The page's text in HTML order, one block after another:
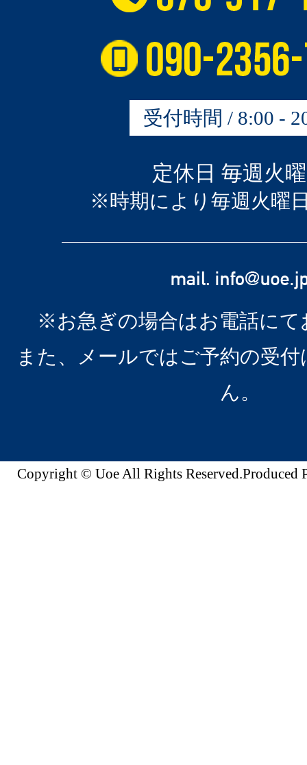
受付時間 / 8:00 -
定休日 毎週火
※時期により毎週火曜
※お急ぎの場合はお電話にて
また、メールではご予約の受
ん。
Copyright © Uoe All Rights Reserved.Produced